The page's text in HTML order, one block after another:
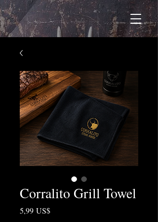
Corralito Grill Towel
5,99 US$Precio